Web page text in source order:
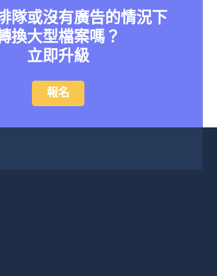
隊或沒有廣告的情況下
換大型檔案嗎？
立即升級
報名